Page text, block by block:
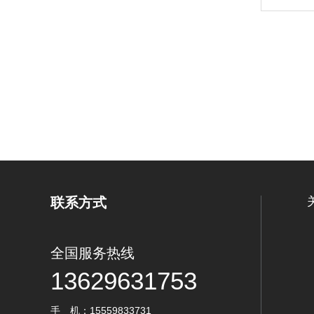
联系方式
全国服务热线
13629631753
手 机：15559833731